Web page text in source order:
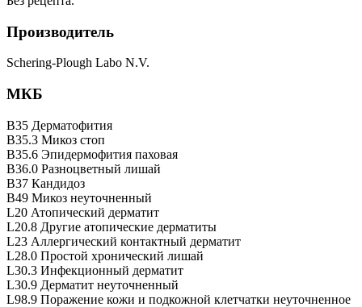
Производитель
Schering-Plough Labo N.V.
МКБ
B35 Дерматофития
B35.3 Микоз стоп
B35.6 Эпидермофития паховая
B36.0 Разноцветный лишай
B37 Кандидоз
B49 Микоз неуточненный
L20 Атопический дерматит
L20.8 Другие атопические дерматиты
L23 Аллергический контактный дерматит
L28.0 Простой хронический лишай
L30.3 Инфекционный дерматит
L30.9 Дерматит неуточненный
L98.9 Поражение кожи и подкожной клетчатки неуточненное